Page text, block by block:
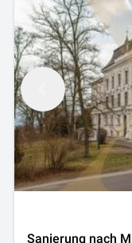
Sanierung nach